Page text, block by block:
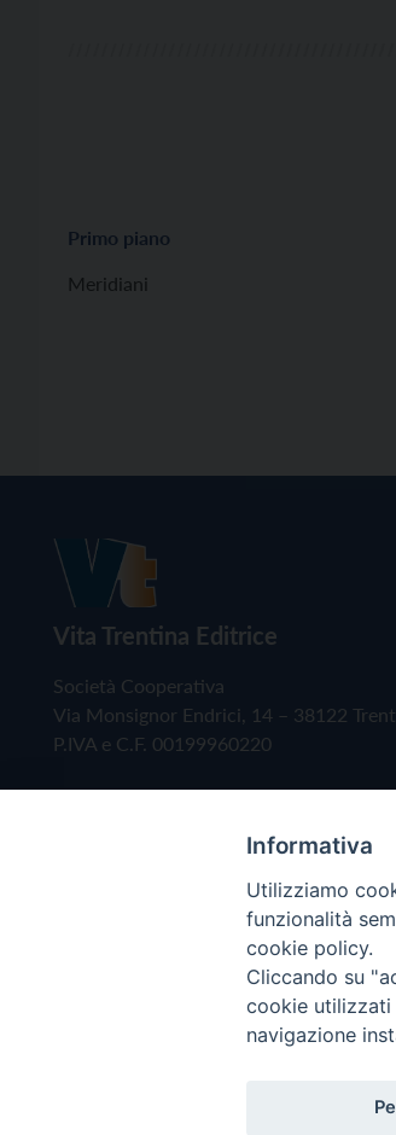
Primo piano
Meridiani
Vita Trentina Editrice
Società Cooperativa
Via Monsignor Endrici, 14 – 38122
P.IVA e C.F. 00199960220
Copyright © 2019 - Tutti i diritti
Informativa
Utilizziamo
funzionalità
cookie policy.
Cliccando su
cookie utilizzati
navigazione